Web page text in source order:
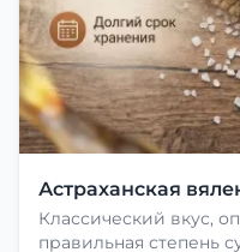
Астраханская
Классический вкус,
правильная степень